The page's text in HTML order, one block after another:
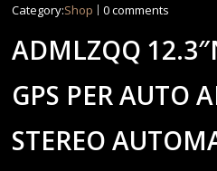
Category:Shop 0 comments
ADMLZQQ
GPS PER AUTO
STEREO